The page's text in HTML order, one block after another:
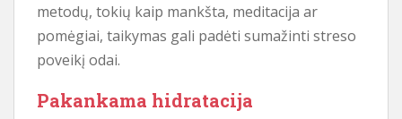
metodų, tokių kaip mankšta, meditacija ar
pomėgiai, taikymas gali padėti sumažinti streso
poveikį odai.
Pakankama hidratacija